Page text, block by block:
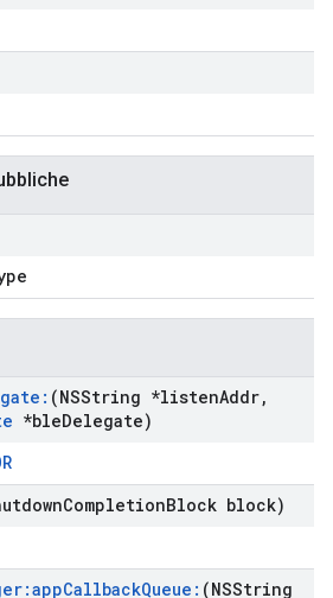
(NSString *listenAddr,
*bleDelegate)
CompletionBlock block)
CallbackQueue: (NSString